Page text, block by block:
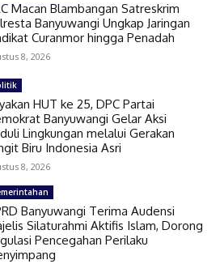
Macan Blambangan Satreskrim
Banyuwangi Ungkap Jaringan
Curanmor hingga Penadah
8, 2026
HUT ke 25, DPC Partai
Banyuwangi Gelar Aksi
Lingkungan melalui Gerakan
Biru Indonesia Asri
8, 2026
Banyuwangi Terima Audensi
Silaturahmi Aktifis Islam, Dorong
Pencegahan Perilaku